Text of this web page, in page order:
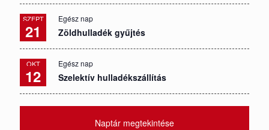
SZEPT
21
Egész nap
Zöldhulladék gyűjtés
OKT
12
Egész nap
Szelektív hulladékszállítás
Naptár megtekintése